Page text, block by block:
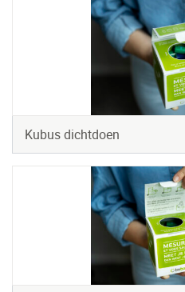
Kubus dichtdoen